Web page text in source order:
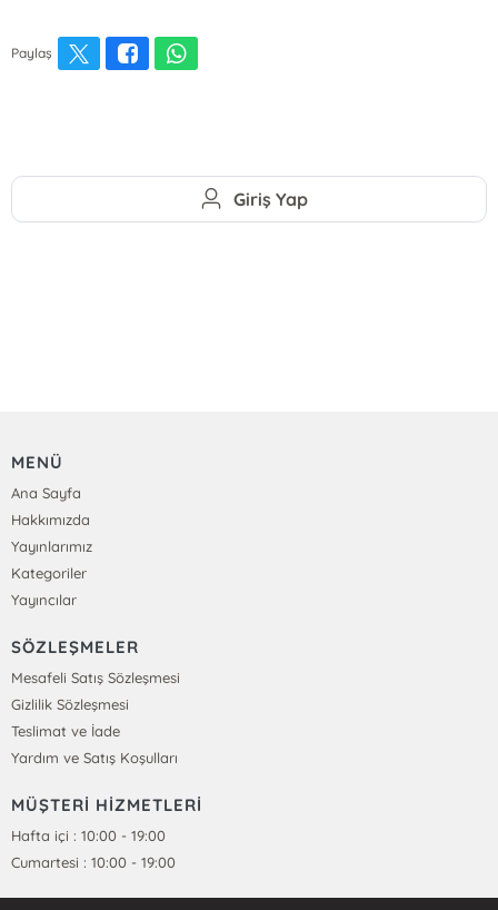
Paylaş
Giriş Yap
MENÜ
Ana Sayfa
Hakkımızda
Yayınlarımız
Kategoriler
Yayıncılar
SÖZLEŞMELER
Mesafeli Satış Sözleşmesi
Gizlilik Sözleşmesi
Teslimat ve İade
Yardım ve Satış Koşulları
MÜŞTERİ HİZMETLERİ
Hafta içi : 10:00 - 19:00
Cumartesi : 10:00 - 19:00